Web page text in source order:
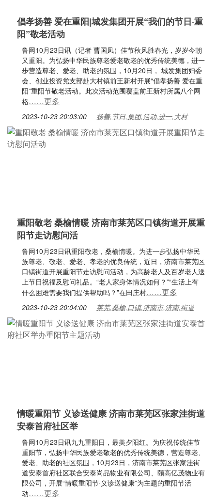
倡孝扬善 爱在重阳|城发集团开展“我们的节日·重
阳”敬老活动
鲁网10月23日讯（记者 曹国凤）佳节秋风胜春光，岁岁今朝
又重阳。为弘扬中华民族尊老爱老敬老的优秀传统美德，进一
步营造尊老、爱老、助老的氛围，10月20日， 城发集团妇委
会、创业投资党支部赴大村镇前王新村开展“倡孝扬善 爱在重
阳”重阳节敬老活动。此次活动范围覆盖前王新村所属八个网
格……更多
2023-10-23 20:03:00 扬善,节日,集团,活动,进一,大村
重阳敬老 桑榆情暖 济南市莱芜区口镇街道开展重
阳节走访慰问活
鲁网10月23日讯重阳敬老，桑榆情暖。为进一步弘扬中华民
族尊老、敬老、爱老、孝老的优良传统，近日，济南市莱芜区
口镇街道开展重阳节走访慰问活动，为高龄老人及百岁老人送
上节日祝福及慰问礼品。“老人家身体情况如何？”“生活上有
什么困难需要我们提供帮助吗？”在田庄村……更多
2023-10-23 20:04:00 莱芜,桑榆,口镇,济南市,济南,街道
情暖重阳节 义诊送健康 济南市莱芜区张家洼街道
安泰首府社区举
鲁网10月23日讯九九重阳日，最美夕阳红。为庆祝传统佳节
重阳节，弘扬中华民族爱老敬老的优秀传统美德，营造尊老、
爱老、助老的社区氛围，10月23日，济南市莱芜区张家洼街
道安泰首府社区联合安泰尚品物业有限公司、颐高亿茂物业有
限公司，开展“情暖重阳节·义诊送健康”为主题的重阳节活
动……更多